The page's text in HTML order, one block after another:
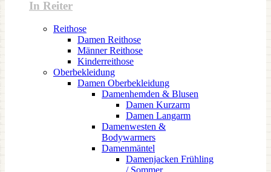
In Reiter
Reithose
Damen Reithose
Männer Reithose
Kinderreithose
Oberbekleidung
Damen Oberbekleidung
Damenhemden & Blusen
Damen Kurzarm
Damen Langarm
Damenwesten &
Bodywarmers
Damenmäntel
Damenjacken Frühling